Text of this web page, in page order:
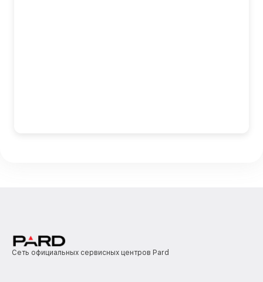
Сеть официальных сервисных центров Pard